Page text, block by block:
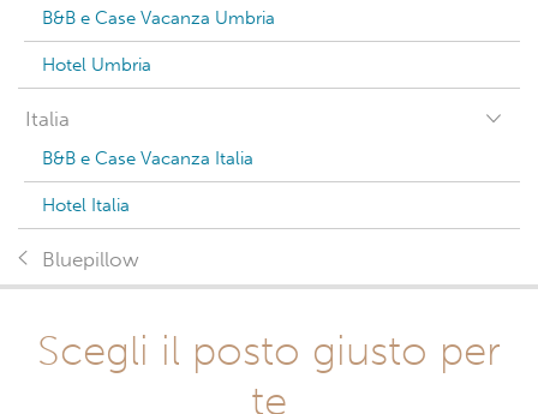
B&B e Case Vacanza Umbria
Hotel Umbria
Italia
B&B e Case Vacanza Italia
Hotel Italia
Bluepillow
Scegli il posto giusto per
te